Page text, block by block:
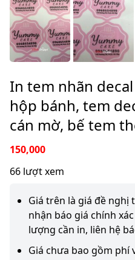
In tem nhãn
hộp bánh, tem
cán mờ, bế tem
150,000
66 lượt xem
Giá trên là giá đề nghị
nhận báo giá chính
lượng cần in, liên hệ
Giá chưa bao gồm phí